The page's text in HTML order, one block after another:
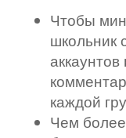
Чтобы
школьник
каждой
Чем